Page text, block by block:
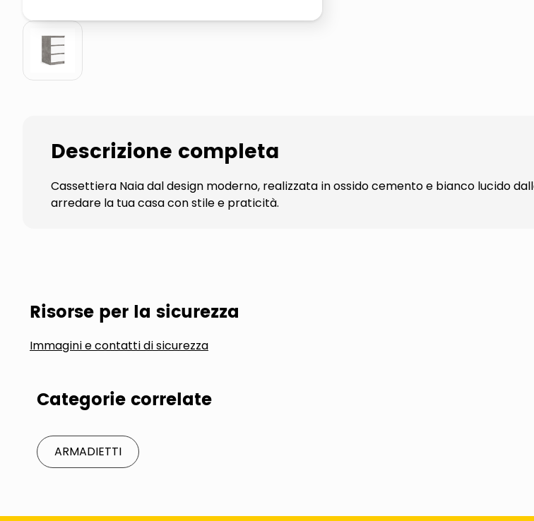
Descrizione completa
Cassettiera Naia dal design moderno, realizzata in ossido cemento e bianco lucido
arredare la tua casa con stile e praticità.
Risorse per la sicurezza
Immagini e contatti di sicurezza
Categorie correlate
ARMADIETTI